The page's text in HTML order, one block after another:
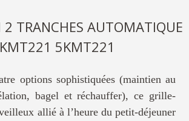
2 TRANCHES AUTOMATIQUE
5KMT221
options sophistiquées (maintien au
bagel et réchauffer), ce grille-
allié à l’heure du petit-déjeuner